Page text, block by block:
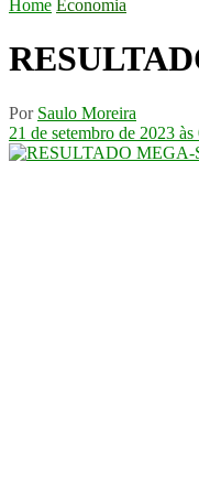
Home Economia
Por Saulo Moreira
21 de setembro de 2023 às